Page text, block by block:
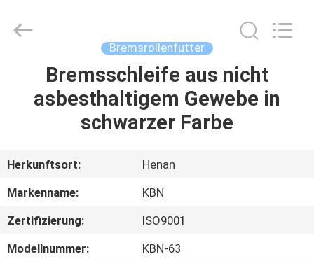
HAUS
PRODUKTE
ÜBER
UNS
FABRIK-
AUSFLUG
Bremsrollenfutter
Bremsschleife aus nicht
asbesthaltigem Gewebe in
schwarzer Farbe
Herkunftsort:
Henan
Markenname:
KBN
Zertifizierung:
ISO9001
Modellnummer:
KBN-63